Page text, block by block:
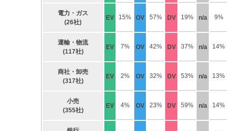
電力・ガス
(26社)
EV 15% OV 57% DV 19% n/a 9%
運輸・物流
(117社)
EV 7% OV 42% DV 37% n/a 14%
商社・卸売
(317社)
EV 2% OV 32% DV 53% n/a 13%
小売
(355社)
EV 4% OV 23% DV 59% n/a 14%